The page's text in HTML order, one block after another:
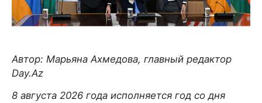
Автор: Марьяна Ахмедова, главный редактор
Day.Az
8 августа 2026 года исполняется год со дня